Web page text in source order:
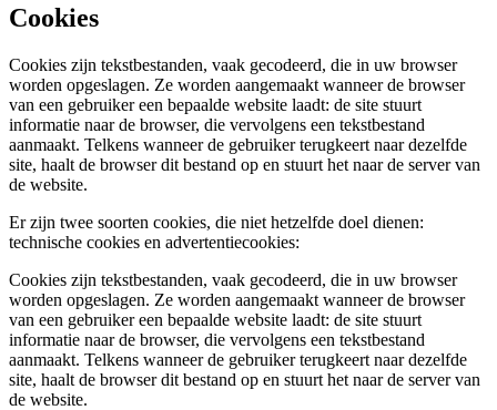
Cookies
Cookies zijn tekstbestanden, vaak gecodeerd, die in uw browser
worden opgeslagen. Ze worden aangemaakt wanneer de browser
van een gebruiker een bepaalde website laadt: de site stuurt
informatie naar de browser, die vervolgens een tekstbestand
aanmaakt. Telkens wanneer de gebruiker terugkeert naar dezelfde
site, haalt de browser dit bestand op en stuurt het naar de server van
de website.
Er zijn twee soorten cookies, die niet hetzelfde doel dienen:
technische cookies en advertentiecookies:
Cookies zijn tekstbestanden, vaak gecodeerd, die in uw browser
worden opgeslagen. Ze worden aangemaakt wanneer de browser
van een gebruiker een bepaalde website laadt: de site stuurt
informatie naar de browser, die vervolgens een tekstbestand
aanmaakt. Telkens wanneer de gebruiker terugkeert naar dezelfde
site, haalt de browser dit bestand op en stuurt het naar de server van
de website.